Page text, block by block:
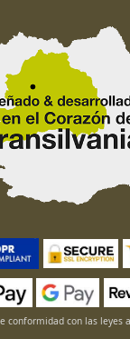
conformidad con las leyes